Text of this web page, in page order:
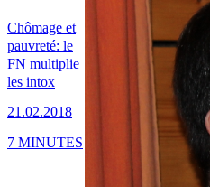
Chômage et
pauvreté: le
FN multiplie
les intox
21.02.2018
7 MINUTES